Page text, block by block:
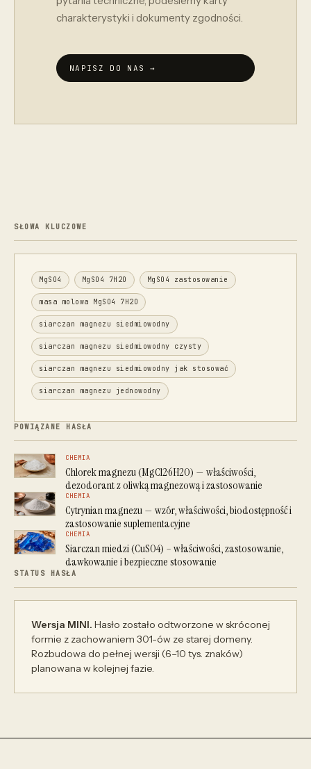
charakterystyki i dokumenty zgodności.
NAPISZ DO NAS →
SŁOWA KLUCZOWE
MgSO4 MgSO4 7H2O MgSO4 zastosowanie
masa molowa MgSO4 7H2O
siarczan magnezu siedmiowodny
siarczan magnezu siedmiowodny czysty
siarczan magnezu siedmiowodny jak stosować
siarczan magnezu jednowodny
POWIĄZANE HASŁA
CHEMIA
Chlorek magnezu (MgCl2·6H2O) — właściwości,
dezodorant z oliwką magnezową i zastosowanie
CHEMIA
Cytrynian magnezu — wzór, właściwości, biodostępność i
zastosowanie suplementacyjne
CHEMIA
Siarczan miedzi (CuSO4) – właściwości, zastosowanie,
dawkowanie i bezpieczne stosowanie
STATUS HASŁA
Wersja MINI. Hasło zostało odtworzone w skróconej
formie z zachowaniem 301-ów ze starej domeny.
Rozbudowa do pełnej wersji (6–10 tys. znaków)
planowana w kolejnej fazie.